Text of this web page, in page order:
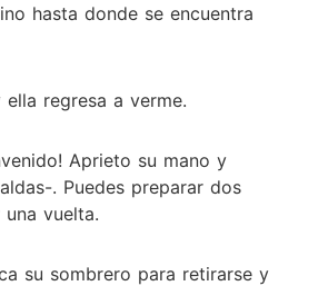
hasta donde se encuentra
regresa a verme.
Aprieto su mano y
. Puedes preparar dos
vuelta.
su sombrero para retirarse y